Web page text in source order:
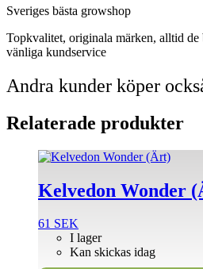
Sveriges bästa growshop
Topkvalitet, originala märken, alltid de
vänliga kundservice
Andra kunder köper
Relaterade produkter
Kelvedon Wonder
61 SEK
I lager
Kan skickas idag